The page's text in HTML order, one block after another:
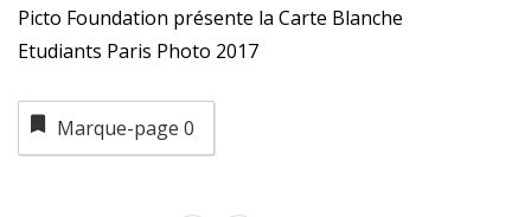
Picto Foundation présente la Carte Blanche
Etudiants Paris Photo 2017
Marque-page 0